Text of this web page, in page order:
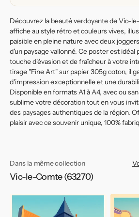
Découvrez la beauté verdoyante de Vic-
affiche au style rétro et couleurs vives,
paisible en pleine nature avec deux
d'un paysage vallonné. Ce poster est idéal
touche d'évasion et de fraîcheur à votre
tirage "Fine Art" sur papier 305g coton, il
d'impression exceptionnelle et une
Disponible en formats A1 à A4, avec ou
sublime votre décoration tout en vous
des paysages authentiques de la région.
plaisir avec ce souvenir unique, 100%
Dans la même collection
Vic-le-Comte (63270)
Affiche
Affiche
de